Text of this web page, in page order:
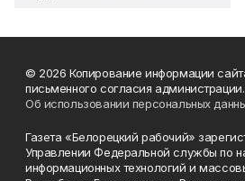
© 2026 Копирование информации
письменного согласия администрации.
Об использовании персональных
Газета «Белорецкий рабочий»
Управлении Федеральной службы по
информационных технологий и